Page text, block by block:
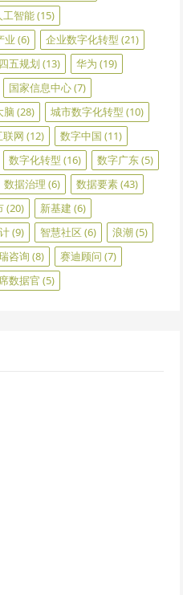
工智能(15)
业 (6) 企业数字化转型 (21)
五规划 (13) 华为 (19)
国家信息中心(7)
脑 (28) 城市数字化转型 (10)
联网 (12) 数字中国 (11)
数字化转型 (16) 数字广东(5)
数据治理 (6) 数据要素(43)
(20) 新基建 (6)
(9) 智慧社区 (6) 浪潮(5)
咨询 (8) 赛迪顾问 (7)
数据官 (5)